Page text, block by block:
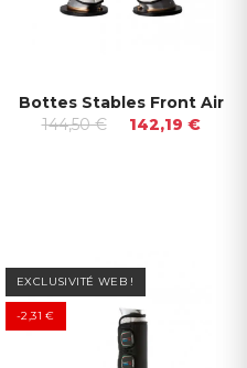
Bottes Stables Front Air
144,50 €
142,19 €
EXCLUSIVITÉ WEB !
-2,31 €